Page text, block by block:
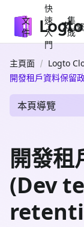
文
件
快
速
入
門
集
成
主頁面
Logto
開發租戶資料保
本頁導覽
開發租
(Dev